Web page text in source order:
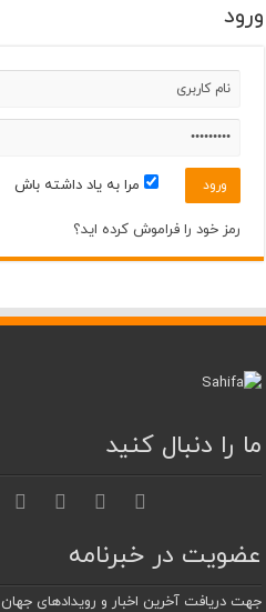
ورود
مرا به یاد داشته باش
رمز خود را فراموش کرده اید؟
ما را دنبال کنید
عضویت در خبرنامه
جهت دریافت آخرین اخبار و رویدادهای